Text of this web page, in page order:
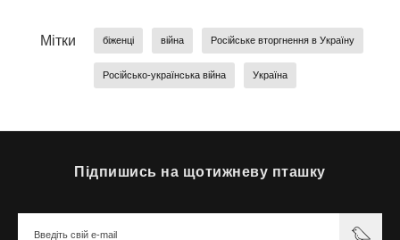
Мітки біженці війна Російське вторгнення в Україну
Російсько-українська війна Україна
Підпишись на щотижневу пташку